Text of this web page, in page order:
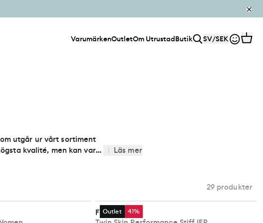
VarumärkenOutletOm UtrustadButik SV/SEK
utgår ur vårt sortiment
kvalité, men kan vara
| Läs mer
29 produkter
Outlet 41%
Fischer